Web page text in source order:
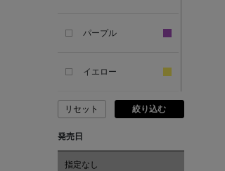
ATELIER AMBOISE
パープル
イエロー
ピンク
レッド
リセット 絞り込む
発売日
指定なし